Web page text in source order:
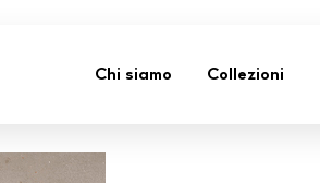
Chi siamo Collezioni